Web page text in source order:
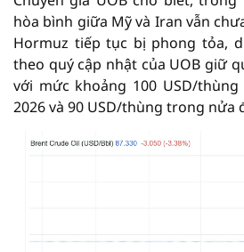
hòa bình giữa Mỹ và Iran vẫn
Hormuz tiếp tục bị phong tỏa,
theo quý cập nhật của UOB giữ
với mức khoảng 100 USD/
2026 và 90 USD/thùng trong nửa